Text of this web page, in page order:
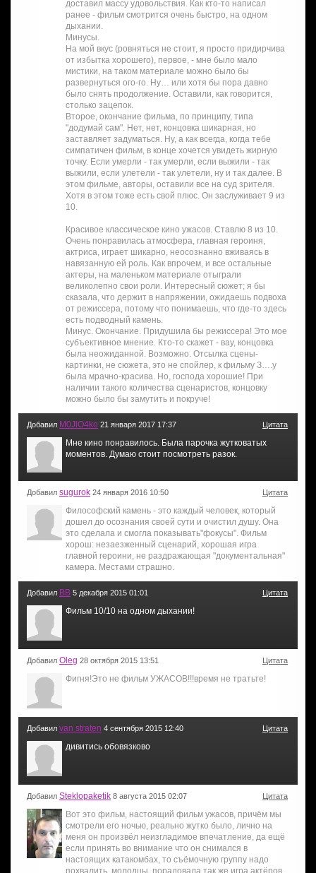
доставил массу удовольствия. Как кто-то написал
ранее - фильм смотрится очень быстро, на одном
дыхании.
Минусы.
На мой вкус (ровняться не стоит, я просто придирчива
от избытка хорошего), первое, - мне было мало
мистики, на таком материале можно было бы
развернуться ого-го. Ну… или хотя бы пора давно
было снять продолжение. Оставили, как говорится,
столько зацепок.
Второе, окончание фильма, по принципу, типа
"додумай сам". Нет, нет, концовка шикарная, но
заставляет задуматься. Ну, а как всегда, когда тебе
симпатичен фильм, в конце хочется увидеть жирную
точку. Если умерли - так умерли, если выжили - так
выжили, если улетели - так улетели, ну и так далее. В
этом фильме, авторы, оставили все на суд зрителя.
Хотя в этом тоже есть свой плюс. Он заслуживает 9 из
10.
Красивое классическое кино ужасов. Ставлю 8 из 10.
Очень понравилась атмосфера, главная героиня,
актриса, играет шикарно, неосознанно вживаясь в
навязанную ей роль. Как впрочем, и все остальные
актеры, на маленьком материале отыграли
великолепно свои роли. Интересный сюжет; я бы
сказала, что держит в напряжении, ожидаешь подвоха
от режиссера, потому что понимаешь, что где-то здесь
есть подводный камень.
Минус. Окончание. Придушила бы режиссера! Это мое
субъективное мнение. Кто-то скажет - вау, концовка
была неожиданной. Возможно. Отсылка сцены-
картинки, не сюжета, это не спойлер, к фильму З….у
была мрачно-красива. Но, господа хорошие! При
наличии такого количества сценаристов, концовку
можно было бы замутить и покруче!
Добавил M0JlO4ko 21 января 2017 17:37 Цитата
Мне кино понравилось. Была парочка жутковатых
моментов. Думаю стоит посмотреть разок.
Добавил sugurok 24 января 2016 10:50 Цитата
Философский камень - это каждый человек, который
дошел до осознания своей сути и очистил душу. Она
это сделала и смогла показывать"фокусы". Фильм
хорош: незаезженный сценарий, хорошая игра
главной героини, не раздражающая "документальная"
камера. Местами страшно.
Добавил ВВ 5 декабря 2015 01:01 Цитата
Фильм 10/10 на одном дыхании!
Добавил Oleg 28 октября 2015 13:51 Цитата
Фигня!Это не фильм УЖАСОВ!!!время не тратьте!
Добавил van straten 4 сентября 2015 12:40 Цитата
дивитись обовязково
Добавил Steklopaketik 8 августа 2015 02:07 Цитата
Вот это фильм, настоящий фильм ужасов, причём мы
смотрели его ночью, реально жутко было, лично на
меня он произвёл неизгладимое впечатление, да ещё
если принять во внимание что он снимался в
настоящих катакомбах, то съёмочную группу надо
похвалить, молодцы, порадовала так же игра актёров,